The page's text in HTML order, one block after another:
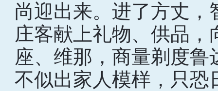
尚迎出来。进了方丈
庄客献上礼物、供品
座、维那，商量剃度
不似出家人模样，只恐